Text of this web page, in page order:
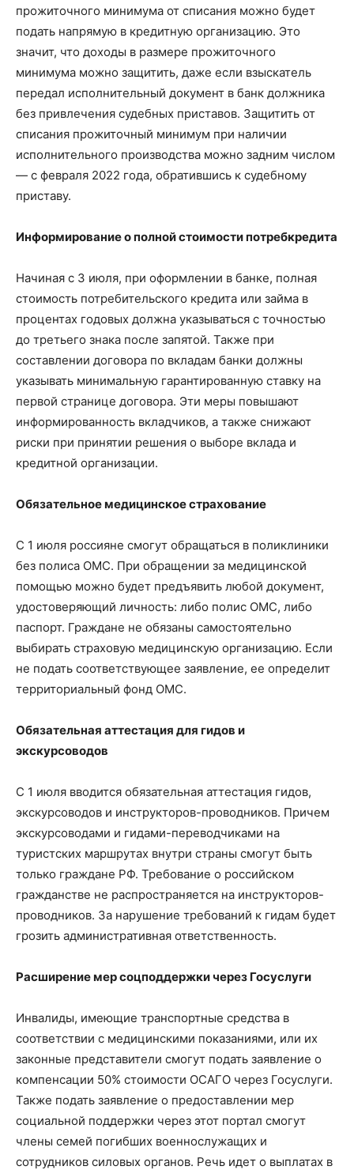
прожиточного минимума от списания можно будет
подать напрямую в кредитную организацию. Это
значит, что доходы в размере прожиточного
минимума можно защитить, даже если взыскатель
передал исполнительный документ в банк должника
без привлечения судебных приставов. Защитить от
списания прожиточный минимум при наличии
исполнительного производства можно задним числом
— с февраля 2022 года, обратившись к судебному
приставу.
Информирование о полной стоимости потребкредита
Начиная с 3 июля, при оформлении в банке, полная
стоимость потребительского кредита или займа в
процентах годовых должна указываться с точностью
до третьего знака после запятой. Также при
составлении договора по вкладам банки должны
указывать минимальную гарантированную ставку на
первой странице договора. Эти меры повышают
информированность вкладчиков, а также снижают
риски при принятии решения о выборе вклада и
кредитной организации.
Обязательное медицинское страхование
С 1 июля россияне смогут обращаться в поликлиники
без полиса ОМС. При обращении за медицинской
помощью можно будет предъявить любой документ,
удостоверяющий личность: либо полис ОМС, либо
паспорт. Граждане не обязаны самостоятельно
выбирать страховую медицинскую организацию. Если
не подать соответствующее заявление, ее определит
территориальный фонд ОМС.
Обязательная аттестация для гидов и
экскурсоводов
С 1 июля вводится обязательная аттестация гидов,
экскурсоводов и инструкторов-проводников. Причем
экскурсоводами и гидами-переводчиками на
туристских маршрутах внутри страны смогут быть
только граждане РФ. Требование о российском
гражданстве не распространяется на инструкторов-
проводников. За нарушение требований к гидам будет
грозить административная ответственность.
Расширение мер соцподдержки через Госуслуги
Инвалиды, имеющие транспортные средства в
соответствии с медицинскими показаниями, или их
законные представители смогут подать заявление о
компенсации 50% стоимости ОСАГО через Госуслуги.
Также подать заявление о предоставлении мер
социальной поддержки через этот портал смогут
члены семей погибших военнослужащих и
сотрудников силовых органов. Речь идет о выплатах в